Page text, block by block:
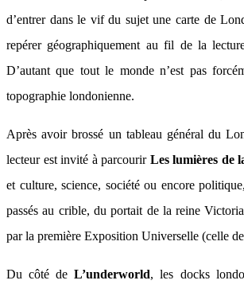
d’entrer dans le vif du sujet une carte de
repérer géographiquement au fil de la
D’autant que tout le monde n’est pas
topographie londonienne.
Après avoir brossé un tableau général du
lecteur est invité à parcourir Les lumières de
et culture, science, société ou encore
passés au crible, du portait de la reine
par la première Exposition Universelle (celle
Du côté deL’underworld, les docks